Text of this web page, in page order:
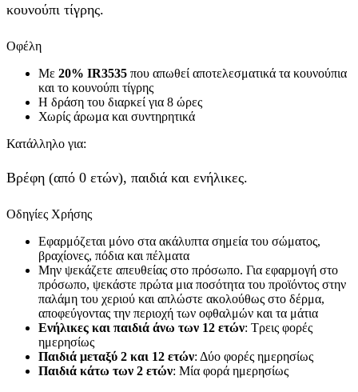
κουνούπι τίγρης.
Οφέλη
Με 20% IR3535 που απωθεί αποτελεσματικά τα κουνούπια
και το κουνούπι τίγρης
Η δράση του διαρκεί για 8 ώρες
Χωρίς άρωμα και συντηρητικά
Κατάλληλο για:
Βρέφη (από 0 ετών), παιδιά και ενήλικες.
Οδηγίες Χρήσης
Εφαρμόζεται μόνο στα ακάλυπτα σημεία του σώματος,
βραχίονες, πόδια και πέλματα
Μην ψεκάζετε απευθείας στο πρόσωπο. Για εφαρμογή στο
πρόσωπο, ψεκάστε πρώτα μια ποσότητα του προϊόντος στην
παλάμη του χεριού και απλώστε ακολούθως στο δέρμα,
αποφεύγοντας την περιοχή των οφθαλμών και τα μάτια
Ενήλικες και παιδιά άνω των 12 ετών: Τρεις φορές
ημερησίως
Παιδιά μεταξύ 2 και 12 ετών: Δύο φορές ημερησίως
Παιδιά κάτω των 2 ετών: Μία φορά ημερησίως